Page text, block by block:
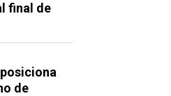
final de
de